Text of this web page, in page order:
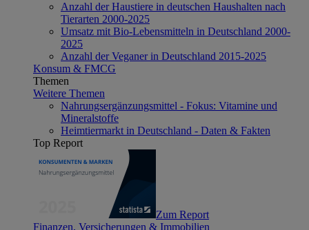
Anzahl der Haustiere in deutschen Haushalten nach
Tierarten 2000-2025
Umsatz mit Bio-Lebensmitteln in Deutschland 2000-
2025
Anzahl der Veganer in Deutschland 2015-2025
Konsum & FMCG
Themen
Weitere Themen
Nahrungsergänzungsmittel - Fokus: Vitamine und
Mineralstoffe
Heimtiermarkt in Deutschland - Daten & Fakten
Top Report
Zum Report
Finanzen, Versicherungen & Immobilien